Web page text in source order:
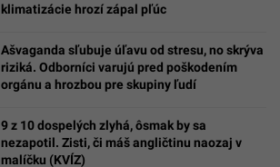
klimatizácie hrozí zápal pľúc
Ašvaganda sľubuje úľavu od stresu, no skrýva
riziká. Odborníci varujú pred poškodením
orgánu a hrozbou pre skupiny ľudí
9 z 10 dospelých zlyhá, ôsmak by sa
nezapotil. Zisti, či máš angličtinu naozaj v
malíčku (KVÍZ)